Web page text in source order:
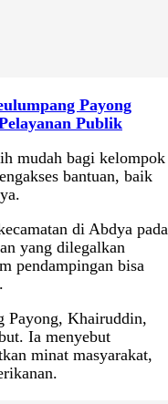
Payong
Publik
mudah bagi kelompok
bantuan, baik
di Abdya pada
yang dilegalkan
pendampingan bisa
Payong, Khairuddin,
Ia menyebut
minat masyarakat,